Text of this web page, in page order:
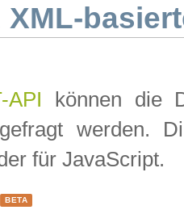
XML-
API können die
werden.
für JavaScript.
BETA